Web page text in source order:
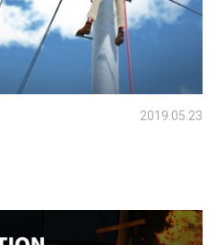
2019.05.23